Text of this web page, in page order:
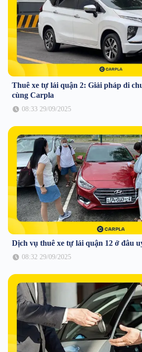
Thuê xe tự lái quận 2: Giải pháp di
cùng Carpla
08:33 29/09/2025
Dịch vụ thuê xe tự lái quận 12 ở đâu
08:32 29/09/2025